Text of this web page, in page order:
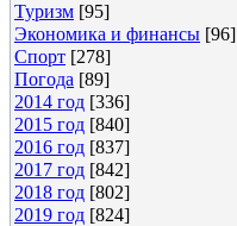
Туризм [95]
Экономика и финансы [96]
Спорт [278]
Погода [89]
2014 год [336]
2015 год [840]
2016 год [837]
2017 год [842]
2018 год [802]
2019 год [824]